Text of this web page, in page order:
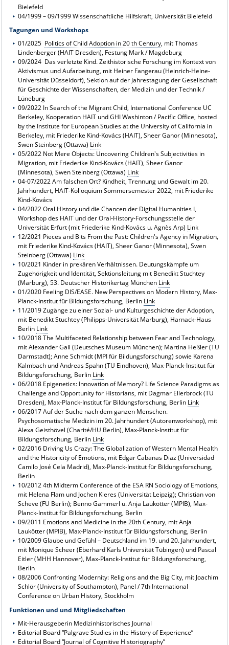
Bielefeld
04/1999 – 09/1999 Wissenschaftliche Hilfskraft, Universität Bielefeld
Tagungen und Workshops
01/2025 Politics of Child Adoption in 20 th Century, mit Thomas
Lindenberger (HAIT Dresden), Festung Mark / Magdeburg
09/2024 Das verletzte Kind. Zeithistorische Forschung im Kontext von
Aktivismus und Aufarbeitung, mit Heiner Fangerau (Heinrich-Heine-
Universität Düsseldorf), Sektion auf der Jahrestagung der Gesellschaft
für Geschichte der Wissenschaften, der Medizin und der Technik /
Lüneburg
09/2022 In Search of the Migrant Child, International Conference UC
Berkeley, Kooperation HAIT und GHI Washinton / Pacific Office, hosted
by the Institute for European Studies at the University of California in
Berkeley, mit Friederike Kind-Kovács (HAIT), Sheer Ganor (Minnesota),
Swen Steinberg (Ottawa) Link
05/2022 Not Mere Objects: Uncovering Children's Subjectivities in
Migration, mit Friederike Kind-Kovács (HAIT), Sheer Ganor
(Minnesota), Swen Steinberg (Ottawa) Link
04-07/2022 Am falschen Ort? Kindheit, Trennung und Gewalt im 20.
Jahrhundert, HAIT-Kolloquium Sommersemester 2022, mit Friederike
Kind-Kovács
04/2022 Oral History und die Chancen der Digital Humanities I,
Workshop des HAIT und der Oral-History-Forschungsstelle der
Universität Erfurt (mit Friederike Kind-Kovács u. Agnès Arp) Link
12/2021 Pieces and Bits From the Past: Children's Agency in Migration,
mit Friederike Kind-Kovács (HAIT), Sheer Ganor (Minnesota), Swen
Steinberg (Ottawa) Link
10/2021 Kinder in prekären Verhältnissen. Deutungskämpfe um
Zugehörigkeit und Identität, Sektionsleitung mit Benedikt Stuchtey
(Marburg), 53. Deutscher Historikertag München Link
01/2020 Feeling DIS/EASE. New Perspectives on Modern History, Max-
Planck-Institut für Bildungsforschung, Berlin Link
11/2019 Zugänge zu einer Sozial- und Kulturgeschichte der Adoption,
mit Benedikt Stuchtey (Philipps-Universität Marburg), Harnack-Haus
Berlin Link
10/2018 The Multifaceted Relationship between Fear and Technology,
mit Alexander Gall (Deutsches Museum München); Martina Heßler (TU
Darmstadt); Anne Schmidt (MPI für Bildungsforschung) sowie Karena
Kalmbach und Andreas Spahn (TU Eindhoven), Max-PIanck-Institut für
Bildungsforschung, Berlin Link
06/2018 Epigenetics: Innovation of Memory? Life Science Paradigms as
Challenge and Opportunity for Historians, mit Dagmar Ellerbrock (TU
Dresden), Max-Planck-Institut für Bildungsforschung, Berlin Link
06/2017 Auf der Suche nach dem ganzen Menschen.
Psychosomatische Medizin im 20. Jahrhundert (Autorenworkshop), mit
Alexa Geisthövel (Charité/HU Berlin), Max-Planck-Institut für
Bildungsforschung, Berlin Link
02/2016 Driving Us Crazy: The Globalization of Western Mental Health
and the Historicity of Emotions, mit Edgar Cabanas Diaz (Universidad
Camilo José Cela Madrid), Max-Planck-Institut für Bildungsforschung,
Berlin
10/2012 4th Midterm Conference of the ESA RN Sociology of Emotions,
mit Helena Flam und Jochen Kleres (Universität Leipzig); Christian von
Scheve (FU Berlin); Benno Gammerl u. Anja Laukötter (MPIB), Max-
PIanck-Institut für Bildungsforschung, Berlin
09/2011 Emotions and Medicine in the 20th Century, mit Anja
Laukötter (MPIB), Max-Planck-Institut für Bildungsforschung, Berlin
10/2009 Glaube und Gefühl – Deutschland im 19. und 20. Jahrhundert,
mit Monique Scheer (Eberhard Karls Universität Tübingen) und Pascal
Eitler (MHH Hannover), Max-Planck-Institut für Bildungsforschung,
Berlin
08/2006 Confronting Modernity: Religions and the Big City, mit Joachim
Schlör (University of Southampton), Panel / 7th International
Conference on Urban History, Stockholm
Funktionen und und Mitgliedschaften
Mit-Herausgeberin Medizinhistorisches Journal
Editorial Board “Palgrave Studies in the History of Experience”
Editorial Board “Journal of Cognitive Historiography”